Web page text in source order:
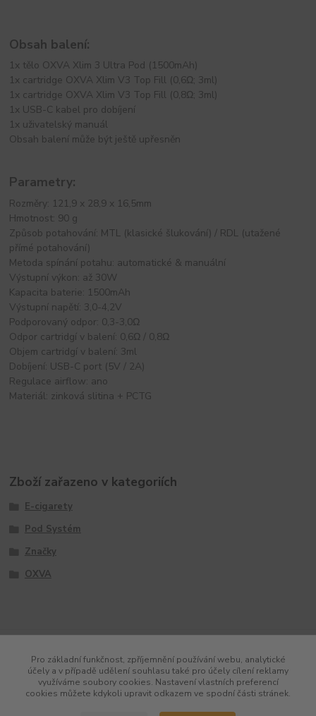
Obsah balení:
1x tělo OXVA Xlim 3 Ultra Pod (1500mAh)
1x cartridge OXVA Xlim V3 Top Fill (0,6Ω; 3ml)
1x cartridge OXVA Xlim V3 Top Fill (0,8Ω; 3ml)
1x USB-C kabel pro dobíjení
1x uživatelský manuál
Obsah balení může být ještě upřesněn
Parametry:
Rozměry: 121,9 x 28,9 x 16,5mm
Hmotnost: 90 g
Způsob potahování: MTL (klasické šlukování) / RDL (utažené
přímé potahování)
Metoda spínání potahu: automatické & manuální
Výstupní výkon: až 30W
Kapacita baterie: 1500mAh
Výstupní napětí: 3,0-4,2V
Podporovaný odpor: 0,3-3,0Ω
Odpor cartridgí v balení: 0,6Ω / 0,8Ω
Objem cartridgí v balení: 3ml
Dobíjení: USB-C port (5V / 2A)
Regulace airflow: ano
Materiál: zinková slitina + PCTG
Zboží zařazeno v kategoriích
E-cigarety
Pod Systém
Značky
OXVA
Pro základní funkčnost, zpříjemnění používání webu, analytické
účely a v případě udělení souhlasu také pro účely cílení reklamy
využíváme soubory cookies. Nastavení vlastních preferencí
cookies můžete kdykoli upravit odkazem ve spodní části stránek.